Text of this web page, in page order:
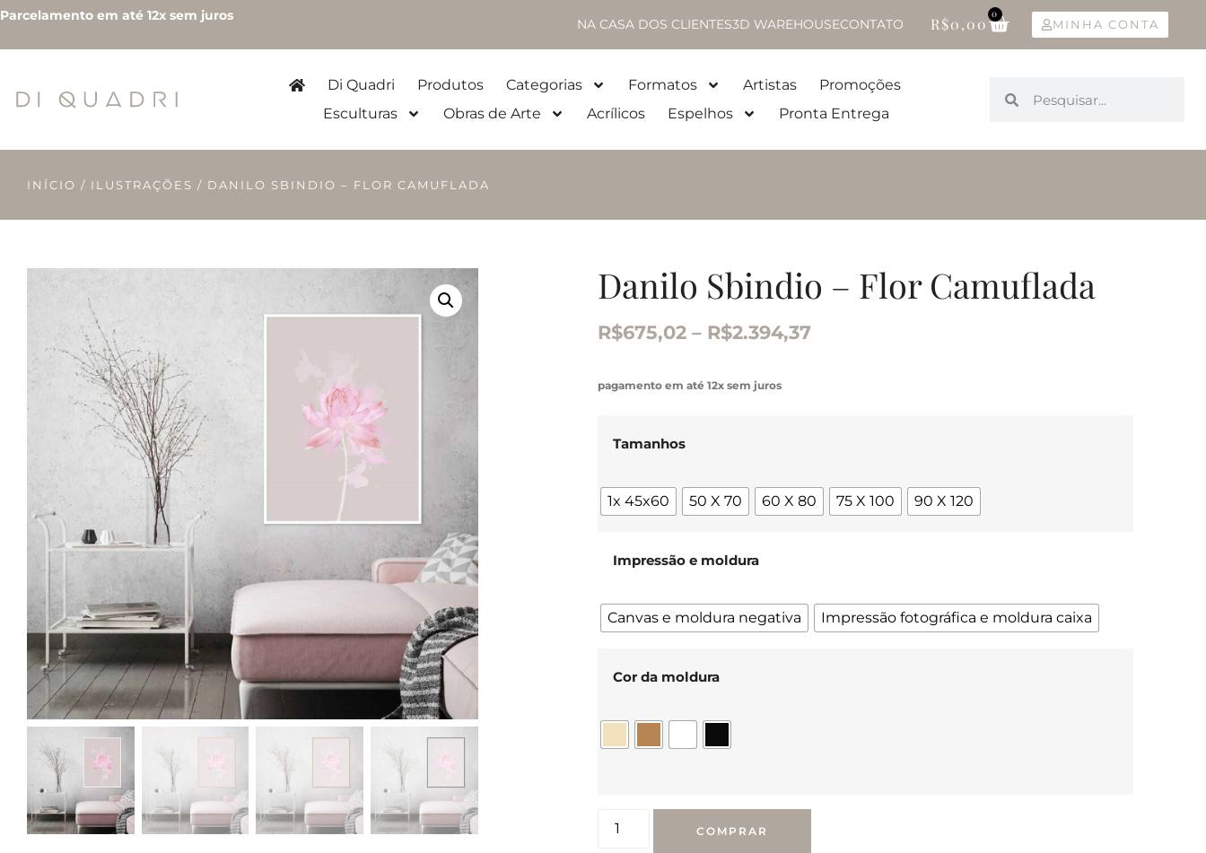
Parcelamento em até 12x sem juros
NA CASA DOS CLIENTES3D WAREHOUSECONTATO R$0,00
0
MINHA CONTA
Di Quadri Produtos Categorias Formatos Artistas
Promoções
Esculturas
Obras de Arte Acrílicos Espelhos Pronta Entrega
INÍCIO / ILUSTRAÇÕES / DANILO SBINDIO – FLOR CAMUFLADA
Danilo Sbindio – Flor Camuflada
R$675,02 – R$2.394,37
pagamento em até 12x sem juros
Tamanhos
1x 45x60 50 X 70 60 X 80 75 X 100 90 X 120
Impressão e moldura
Canvas e moldura negativa Impressão fotográfica e moldura caixa
Cor da moldura
COMPRAR